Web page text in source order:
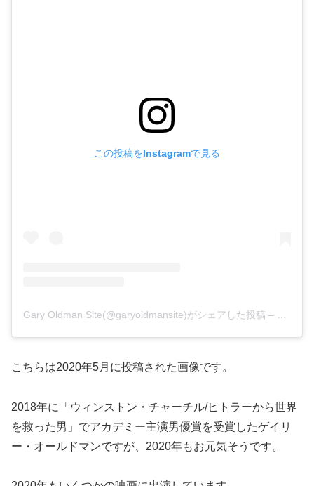
この投稿をInstagramで見る
Gary Oldman Site(@garyoldmansite)がシェアした投稿 –
こちらは2020年5月に投稿された画像です。
2018年に「ウィンストン・チャーチル/ヒトラーから世界
を救った男」でアカデミー主演男優賞を受賞したゲイリ
ー・オールドマンですが、2020年もお元気そうです。